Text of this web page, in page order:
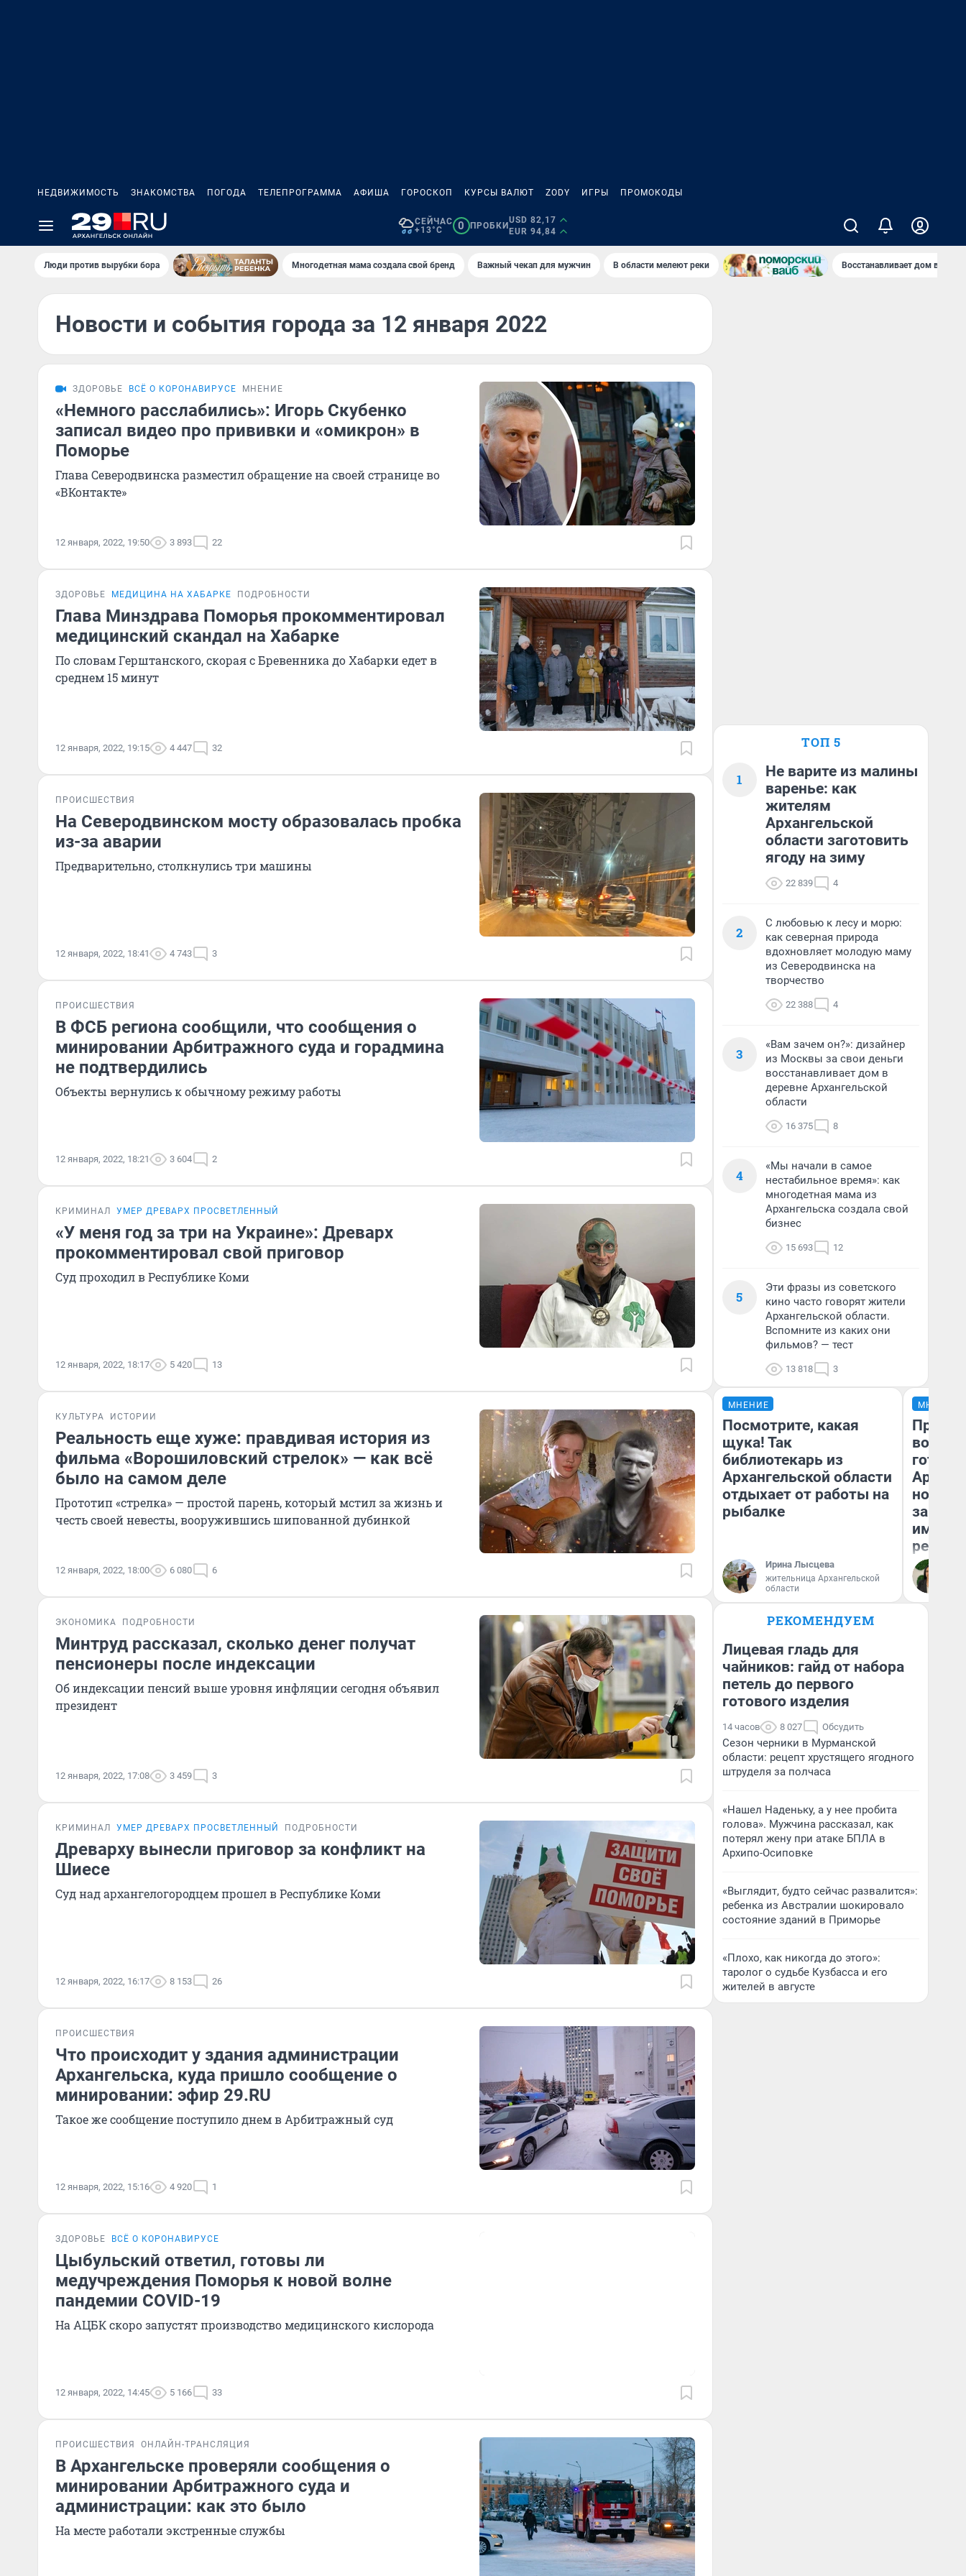
НЕДВИЖИМОСТЬ ЗНАКОМСТВА ПОГОДА ТЕЛЕПРОГРАММА АФИША ГОРОСКОП КУРСЫ ВАЛЮТ ZODY ИГРЫ ПРОМОКОДЫ
СЕЙЧАС
+13°C
0 ПРОБКИ
USD 82,17
EUR 94,84
Люди против вырубки бора Многодетная мама создала свой бренд Важный чекап для мужчин В области мелеют реки Восстанавливает дом в
Новости и события города за 12 января 2022
ЗДОРОВЬЕ ВСЁ О КОРОНАВИРУСЕ МНЕНИЕ
«Немного расслабились»: Игорь Скубенко
записал видео про прививки и «омикрон» в
Поморье
Глава Северодвинска разместил обращение на своей странице во
«ВКонтакте»
12 января, 2022, 19:50 3 893 22
ЗДОРОВЬЕ МЕДИЦИНА НА ХАБАРКЕ ПОДРОБНОСТИ
Глава Минздрава Поморья прокомментировал
медицинский скандал на Хабарке
По словам Герштанского, скорая с Бревенника до Хабарки едет в
среднем 15 минут
12 января, 2022, 19:15 4 447 32
ПРОИСШЕСТВИЯ
На Северодвинском мосту образовалась пробка
из-за аварии
Предварительно, столкнулись три машины
12 января, 2022, 18:41 4 743 3
ПРОИСШЕСТВИЯ
В ФСБ региона сообщили, что сообщения о
минировании Арбитражного суда и горадмина
не подтвердились
Объекты вернулись к обычному режиму работы
12 января, 2022, 18:21 3 604 2
КРИМИНАЛ УМЕР ДРЕВАРХ ПРОСВЕТЛЕННЫЙ
«У меня год за три на Украине»: Древарх
прокомментировал свой приговор
Суд проходил в Республике Коми
12 января, 2022, 18:17 5 420 13
КУЛЬТУРА ИСТОРИИ
Реальность еще хуже: правдивая история из
фильма «Ворошиловский стрелок» — как всё
было на самом деле
Прототип «стрелка» — простой парень, который мстил за жизнь и
честь своей невесты, вооружившись шипованной дубинкой
12 января, 2022, 18:00 6 080 6
ЭКОНОМИКА ПОДРОБНОСТИ
Минтруд рассказал, сколько денег получат
пенсионеры после индексации
Об индексации пенсий выше уровня инфляции сегодня объявил
президент
12 января, 2022, 17:08 3 459 3
КРИМИНАЛ УМЕР ДРЕВАРХ ПРОСВЕТЛЕННЫЙ ПОДРОБНОСТИ
Древарху вынесли приговор за конфликт на
Шиесе
Суд над архангелогородцем прошел в Республике Коми
12 января, 2022, 16:17 8 153 26
ПРОИСШЕСТВИЯ
Что происходит у здания администрации
Архангельска, куда пришло сообщение о
минировании: эфир 29.RU
Такое же сообщение поступило днем в Арбитражный суд
12 января, 2022, 15:16 4 920 1
ЗДОРОВЬЕ ВСЁ О КОРОНАВИРУСЕ
Цыбульский ответил, готовы ли
медучреждения Поморья к новой волне
пандемии COVID-19
На АЦБК скоро запустят производство медицинского кислорода
12 января, 2022, 14:45 5 166 33
ПРОИСШЕСТВИЯ ОНЛАЙН-ТРАНСЛЯЦИЯ
В Архангельске проверяли сообщения о
минировании Арбитражного суда и
администрации: как это было
На месте работали экстренные службы
ТОП 5
1
Не варите из малины
варенье: как
жителям
Архангельской
области заготовить
ягоду на зиму
22 839 4
2
С любовью к лесу и морю:
как северная природа
вдохновляет молодую маму
из Северодвинска на
творчество
22 388 4
3
«Вам зачем он?»: дизайнер
из Москвы за свои деньги
восстанавливает дом в
деревне Архангельской
области
16 375 8
4
«Мы начали в самое
нестабильное время»: как
многодетная мама из
Архангельска создала свой
бизнес
15 693 12
5
Эти фразы из советского
кино часто говорят жители
Архангельской области.
Вспомните из каких они
фильмов? — тест
13 818 3
МНЕНИЕ
Посмотрите, какая
щука! Так
библиотекарь из
Архангельской области
отдыхает от работы на
рыбалке
Ирина Лысцева
жительница Архангельской
области
МНЕНИЕ
новый
закон
РЕКОМЕНДУЕМ
Лицевая гладь для
чайников: гайд от набора
петель до первого
готового изделия
14 часов 8 027 Обсудить
Сезон черники в Мурманской
области: рецепт хрустящего ягодного
штруделя за полчаса
«Нашел Наденьку, а у нее пробита
голова». Мужчина рассказал, как
потерял жену при атаке БПЛА в
Архипо-Осиповке
«Выглядит, будто сейчас развалится»:
ребенка из Австралии шокировало
состояние зданий в Приморье
«Плохо, как никогда до этого»:
таролог о судьбе Кузбасса и его
жителей в августе